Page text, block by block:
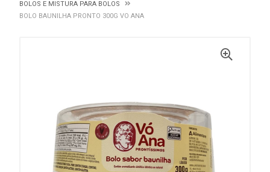
BOLOS E MISTURA PARA BOLOS
BOLO BAUNILHA PRONTO 300G VO ANA